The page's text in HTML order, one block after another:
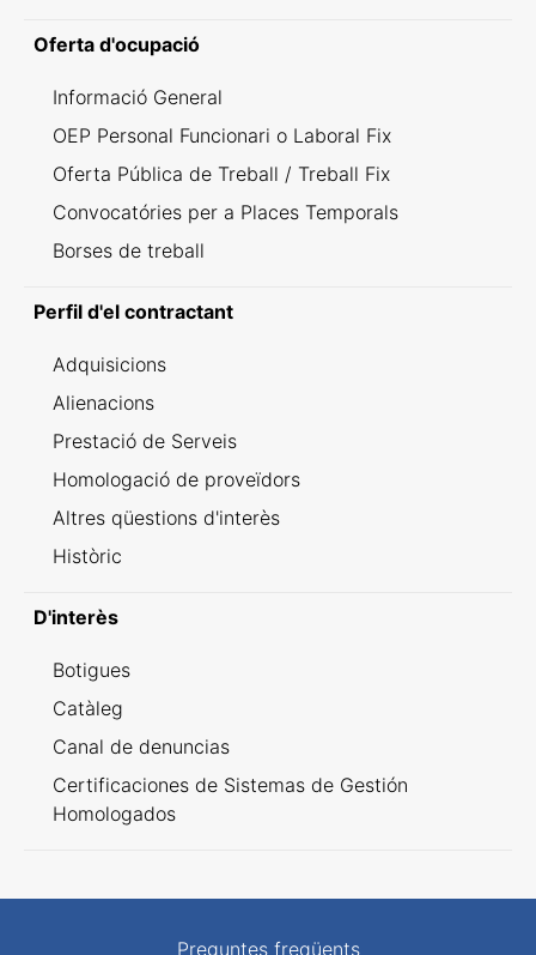
Oferta d'ocupació
Informació General
OEP Personal Funcionari o Laboral Fix
Oferta Pública de Treball / Treball Fix
Convocatóries per a Places Temporals
Borses de treball
Perfil d'el contractant
Adquisicions
Alienacions
Prestació de Serveis
Homologació de proveïdors
Altres qüestions d'interès
Històric
D'interès
Botigues
Catàleg
Canal de denuncias
Certificaciones de Sistemas de Gestión
Homologados
Preguntes freqüents